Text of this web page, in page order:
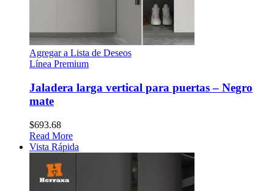
Agregar a Lista de Deseos
Línea Premium
Jaladera larga vertical para puertas – Negro
mate
$693.68
Read More
Vista Rápida